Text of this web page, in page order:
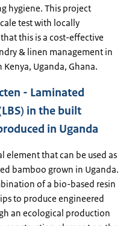
hygiene. This project
test with locally
this is a cost-effective
& linen management in
Uganda, Ghana.
- Laminated
in the built
in Uganda
element that can be used as
bamboo grown in Uganda.
of a bio-based resin
to produce engineered
an ecological production